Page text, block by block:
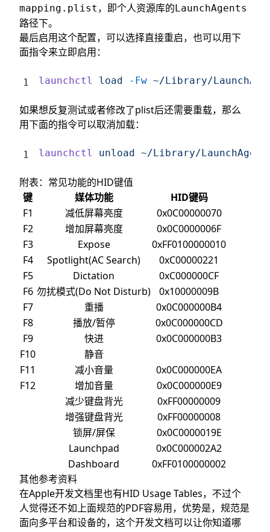
mapping.plist ，即个人资源库的 LaunchAgents
路径下。
最后启用这个配置，可以选择直接重启，也可以用下
面指令来立即启用：
launchctl load -Fw ~/Library/
如果想反复测试或者修改了plist后还需要重载，那么
用下面的指令可以取消加载：
launchctl unload ~/Library/
附表：常见功能的HID键值
键
媒体功能
HID键码
F1
减低屏幕亮度
0x0C00000070
F2
增加屏幕亮度
0x0C0000006F
F3
Expose
0xFF0100000010
F4
Spotlight(AC Search)
0xC00000221
F5
Dictation
0xC000000CF
F6 勿扰模式(Do Not Disturb)
0x10000009B
F7
重播
0x0C000000B4
F8
播放/暂停
0x0C000000CD
F9
快进
0x0C000000B3
F10
静音
F11
减小音量
0x0C000000EA
F12
增加音量
0x0C000000E9
减少键盘背光
0xFF00000009
增强键盘背光
0xFF00000008
锁屏/屏保
0x0C0000019E
Launchpad
0x0C000002A2
Dashboard
0xFF0100000002
其他参考资料
在Apple开发文档里也有HID Usage Tables，不过个
人觉得还不如上面规范的PDF容易用，优势是，规范是
面向多平台和设备的，这个开发文档可以让你知道哪